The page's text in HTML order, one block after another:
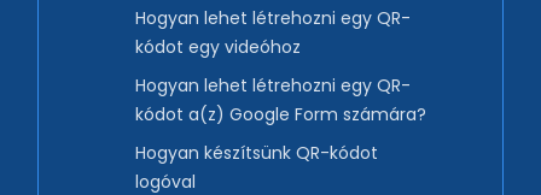
Hogyan lehet létrehozni egy QR-
kódot egy videóhoz
Hogyan lehet létrehozni egy QR-
kódot a(z) Google Form számára?
Hogyan készítsünk QR-kódot
logóval